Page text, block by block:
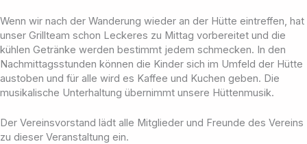
Wenn wir nach der Wanderung wieder an der Hütte eintreffen, hat
unser Grillteam schon Leckeres zu Mittag vorbereitet und die
kühlen Getränke werden bestimmt jedem schmecken. In den
Nachmittagsstunden können die Kinder sich im Umfeld der Hütte
austoben und für alle wird es Kaffee und Kuchen geben. Die
musikalische Unterhaltung übernimmt unsere Hüttenmusik.
Der Vereinsvorstand lädt alle Mitglieder und Freunde des Vereins
zu dieser Veranstaltung ein.